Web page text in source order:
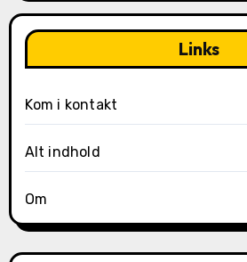
Links
Kom i kontakt
Alt indhold
Om